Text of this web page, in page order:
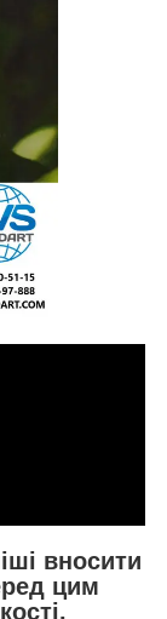
вносити
цим